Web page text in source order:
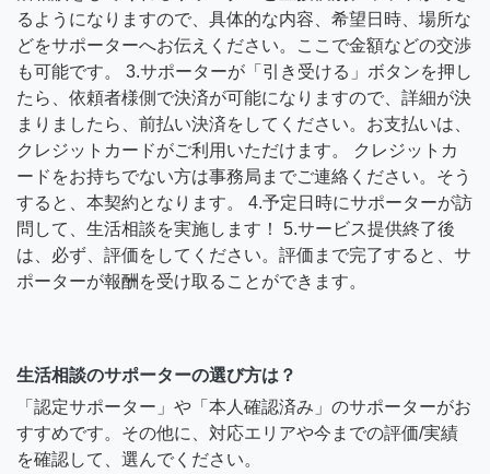
るようになりますので、具体的な内容、希望日時、場所な
どをサポーターへお伝えください。ここで金額などの交渉
も可能です。 3.サポーターが「引き受ける」ボタンを押し
たら、依頼者様側で決済が可能になりますので、詳細が決
まりましたら、前払い決済をしてください。お支払いは、
クレジットカードがご利用いただけます。 クレジットカ
ードをお持ちでない方は事務局までご連絡ください。そう
すると、本契約となります。 4.予定日時にサポーターが訪
問して、生活相談を実施します！ 5.サービス提供終了後
は、必ず、評価をしてください。評価まで完了すると、サ
ポーターが報酬を受け取ることができます。
生活相談のサポーターの選び方は？
「認定サポーター」や「本人確認済み」のサポーターがお
すすめです。その他に、対応エリアや今までの評価/実績
を確認して、選んでください。